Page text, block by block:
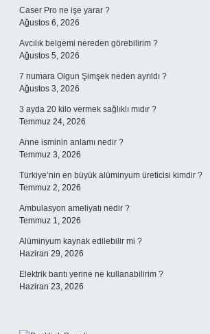
Caser Pro ne işe yarar ?
Ağustos 6, 2026
Avcılık belgemi nereden görebilirim ?
Ağustos 5, 2026
7 numara Olgun Şimşek neden ayrıldı ?
Ağustos 3, 2026
3 ayda 20 kilo vermek sağlıklı mıdır ?
Temmuz 24, 2026
Anne isminin anlamı nedir ?
Temmuz 3, 2026
Türkiye’nin en büyük alüminyum üreticisi kimdir ?
Temmuz 2, 2026
Ambulasyon ameliyatı nedir ?
Temmuz 1, 2026
Alüminyum kaynak edilebilir mi ?
Haziran 29, 2026
Elektrik bantı yerine ne kullanabilirim ?
Haziran 23, 2026